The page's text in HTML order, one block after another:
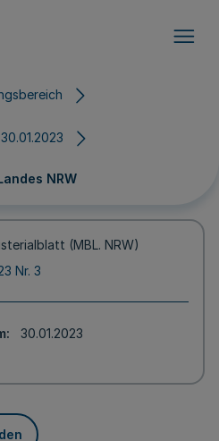
NRW
(MBL. NRW)
Nr. 3
30.01.2023